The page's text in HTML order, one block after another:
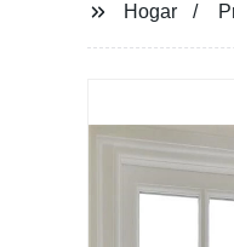
Hogar